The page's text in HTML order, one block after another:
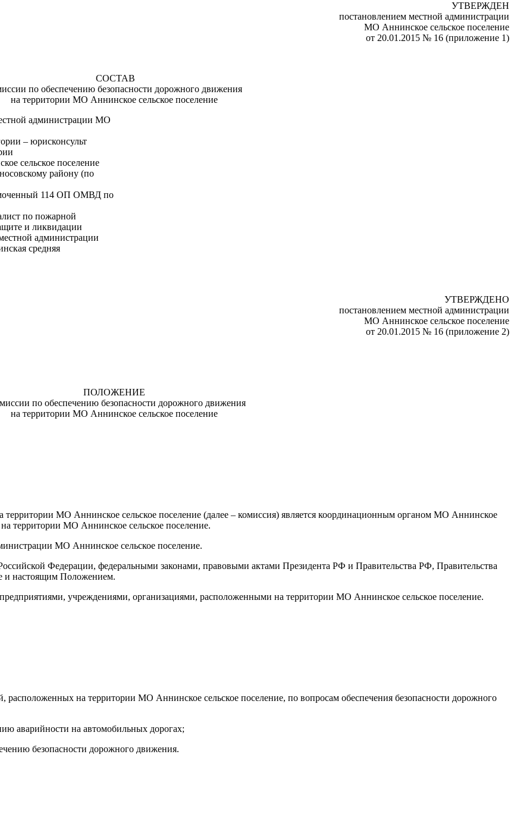
УТВЕРЖДЕН
постановлением местной администрации
МО Аннинское сельское поселение
от 20.01.2015 № 16 (приложение 1)
СОСТАВ
по обеспечению безопасности дорожного движения
на территории МО Аннинское сельское поселение
администрации МО
– юрисконсульт
сельское поселение
району (по
114 ОП ОМВД по
по пожарной
и ликвидации
администрации
средняя
УТВЕРЖДЕНО
постановлением местной администрации
МО Аннинское сельское поселение
от 20.01.2015 № 16 (приложение 2)
ПОЛОЖЕНИЕ
по обеспечению безопасности дорожного движения
на территории МО Аннинское сельское поселение
МО Аннинское сельское поселение (далее – комиссия) является координационным органом МО Аннинское
территории МО Аннинское сельское поселение.
МО Аннинское сельское поселение.
Федерации, федеральными законами, правовыми актами Президента РФ и Правительства РФ, Правительства
и настоящим Положением.
учреждениями, организациями, расположенными на территории МО Аннинское сельское поселение.
расположенных на территории МО Аннинское сельское поселение, по вопросам обеспечения безопасности дорожного
аварийности на автомобильных дорогах;
безопасности дорожного движения.